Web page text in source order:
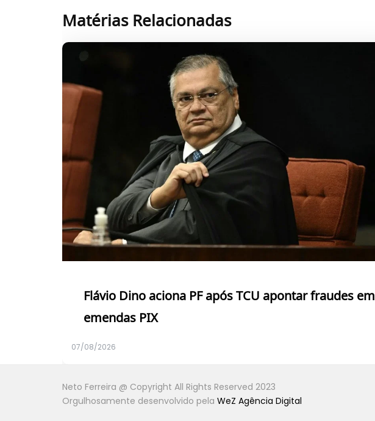
Matérias Relacionadas
Flávio Dino aciona PF após TCU apontar fraudes em
emendas PIX
07/08/2026
Neto Ferreira @ Copyright All Rights Reserved 2023
Orgulhosamente desenvolvido pela WeZ Agência Digital